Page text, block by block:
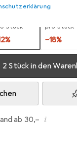
Stück
%
3 Stück
pro Stück
−18%
2 Stück in den
ab 30,– i